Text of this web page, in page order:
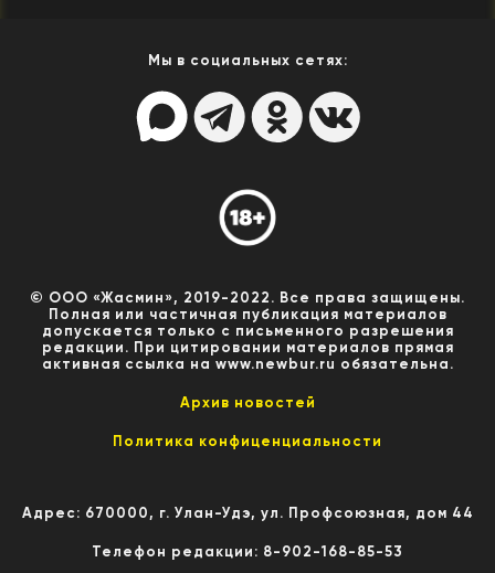
Мы в социальных сетях:
© ООО «Жасмин», 2019-2022. Все права защищены.
Полная или частичная публикация материалов
допускается только с письменного разрешения
редакции. При цитировании материалов прямая
активная ссылка на www.newbur.ru обязательна.
Архив новостей
Политика конфиценциальности
Адрес: 670000, г. Улан-Удэ, ул. Профсоюзная, дом 44
Телефон редакции: 8-902-168-85-53